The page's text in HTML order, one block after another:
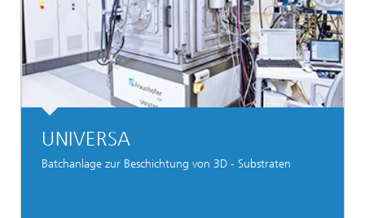
UNIVERSA
Batchanlage zur Beschichtung von 3D - Substraten